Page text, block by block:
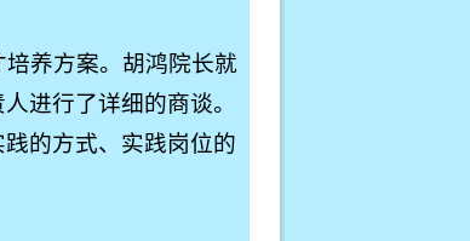
培养方案。胡鸿院长就
进行了详细的商谈。
的方式、实践岗位的